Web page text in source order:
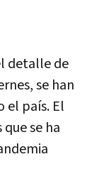
detalle de
se han
el país. El
se ha